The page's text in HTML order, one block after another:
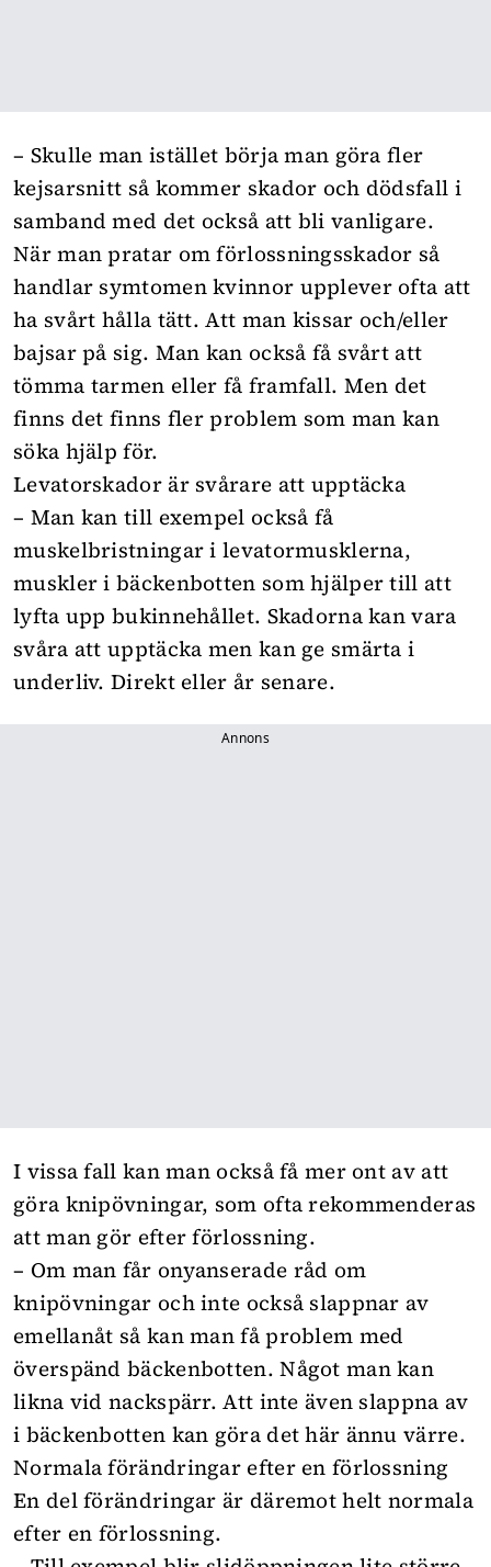
– Skulle man istället börja man göra fler
kejsarsnitt så kommer skador och dödsfall i
samband med det också att bli vanligare.
När man pratar om förlossningsskador så
handlar symtomen kvinnor upplever ofta att
ha svårt hålla tätt. Att man kissar och/eller
bajsar på sig. Man kan också få svårt att
tömma tarmen eller få framfall. Men det
finns det finns fler problem som man kan
söka hjälp för.
Levatorskador är svårare att upptäcka
– Man kan till exempel också få
muskelbristningar i levatormusklerna,
muskler i bäckenbotten som hjälper till att
lyfta upp bukinnehållet. Skadorna kan vara
svåra att upptäcka men kan ge smärta i
underliv. Direkt eller år senare.
Annons
I vissa fall kan man också få mer ont av att
göra knipövningar, som ofta rekommenderas
att man gör efter förlossning.
– Om man får onyanserade råd om
knipövningar och inte också slappnar av
emellanåt så kan man få problem med
överspänd bäckenbotten. Något man kan
likna vid nackspärr. Att inte även slappna av
i bäckenbotten kan göra det här ännu värre.
Normala förändringar efter en förlossning
En del förändringar är däremot helt normala
efter en förlossning.